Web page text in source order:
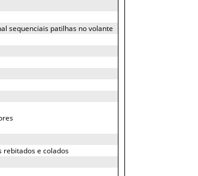
sequenciais patilhas no volante
rebitados e colados